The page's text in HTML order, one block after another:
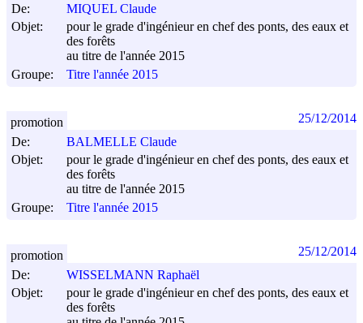
De:
MIQUEL Claude
Objet:
pour le grade d'ingénieur en chef des ponts, des eaux et
des forêts
au titre de l'année 2015
Groupe:
Titre l'année 2015
De:
BALMELLE Claude
Objet:
pour le grade d'ingénieur en chef des ponts, des eaux et
des forêts
au titre de l'année 2015
Groupe:
Titre l'année 2015
promotion 25/12/2014
De:
WISSELMANN Raphaël
Objet:
pour le grade d'ingénieur en chef des ponts, des eaux et
des forêts
promotion 25/12/2014